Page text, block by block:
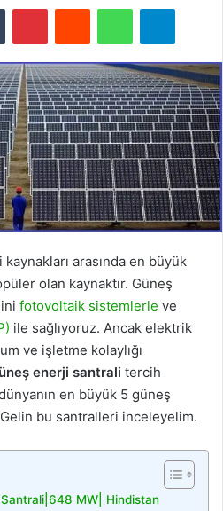
Tumblr PinterestReddit WhatsApp
arasında en büyük
olan kaynaktır. Güneş
fotovoltaik sistemlerle ve
ile sağlıyoruz. Ancak elektrik
ve işletme kolaylığı
enerji santrali tercih
en büyük 5 güneş
bu santralleri inceleyelim.
MW| Hindistan